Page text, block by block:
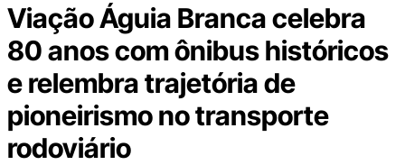
Viação Águia Branca celebra
80 anos com ônibus históricos
e relembra trajetória de
pioneirismo no transporte
rodoviário